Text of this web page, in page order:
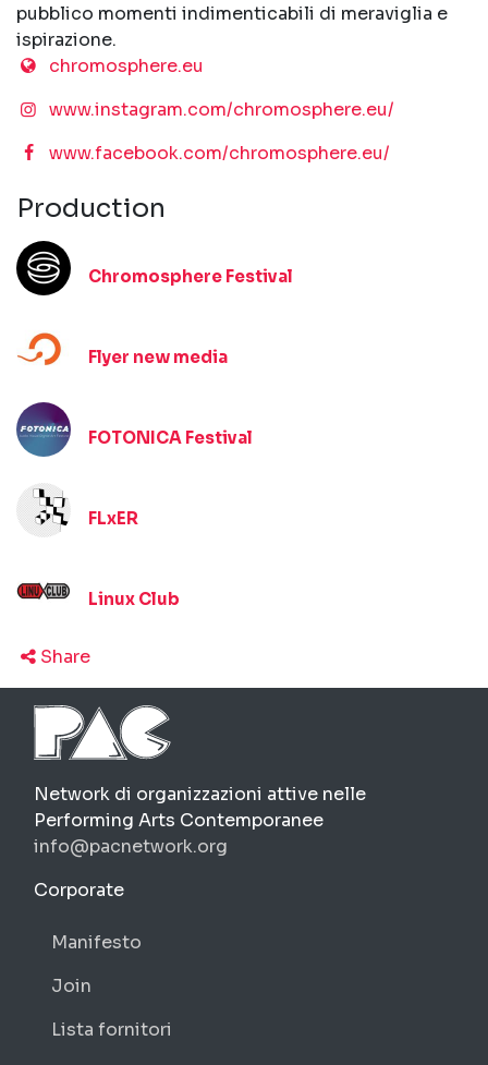
pubblico momenti indimenticabili di meraviglia e
ispirazione.
chromosphere.eu
www.instagram.com/chromosphere.eu/
www.facebook.com/chromosphere.eu/
Production
Chromosphere Festival
Flyer new media
FOTONICA Festival
FLxER
Linux Club
Share
PAC
Network di organizzazioni attive nelle
Performing Arts Contemporanee
info@pacnetwork.org
Corporate
Manifesto
Join
Lista fornitori